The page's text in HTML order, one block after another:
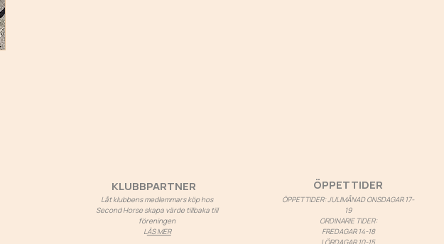
KLUBBPARTNER
Låt klubbens medlemmars köp hos
Second Horse skapa värde tillbaka till
föreningen
LÄS MER
ÖPPETTIDER
ÖPPETTIDER: JULIMÅNAD ONSDAGAR 17-
19
ORDINARIE TIDER:
FREDAGAR 14-18
LÖRDAGAR 10-15